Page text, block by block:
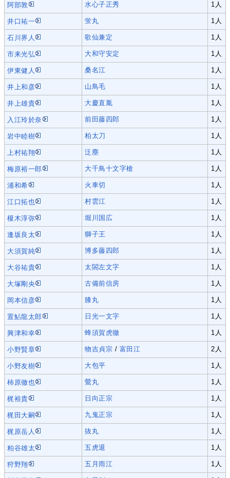
阿部敦 水心子正秀 1人
井口祐一 蛍丸 1人
石川界人 歌仙兼定 1人
市来光弘 大和守安定 1人
伊東健人 桑名江 1人
井上和彦 山鳥毛 1人
井上雄貴 大慶直胤 1人
入江玲於奈 前田藤四郎 1人
岩中睦樹 柏太刀 1人
上村祐翔 泛塵 1人
梅原裕一郎 大千鳥十文字槍 1人
浦和希 火車切 1人
江口拓也 村雲江 1人
榎木淳弥 堀川国広 1人
逢坂良太 獅子王 1人
大須賀純 博多藤四郎 1人
大谷祐貴 太閤左文字 1人
大塚剛央 古備前信房 1人
岡本信彦 膝丸 1人
置鮎龍太郎 日光一文字 1人
興津和幸 蜂須賀虎徹 1人
小野賢章 物吉貞宗 / 富田江 2人
小野友樹 大包平 1人
柿原徹也 鶯丸 1人
梶裕貴 日向正宗 1人
梶田大嗣 九鬼正宗 1人
梶原岳人 抜丸 1人
粕谷雄太 五虎退 1人
狩野翔 五月雨江 1人